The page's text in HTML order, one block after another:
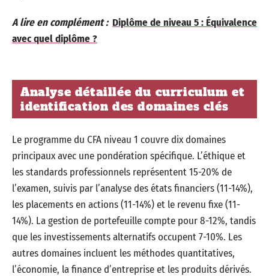
A lire en complément : Diplôme de niveau 5 : Équivalence
avec quel diplôme ?
Analyse détaillée du curriculum et
identification des domaines clés
Le programme du CFA niveau 1 couvre dix domaines
principaux avec une pondération spécifique. L’éthique et
les standards professionnels représentent 15-20% de
l’examen, suivis par l’analyse des états financiers (11-14%),
les placements en actions (11-14%) et le revenu fixe (11-
14%). La gestion de portefeuille compte pour 8-12%, tandis
que les investissements alternatifs occupent 7-10%. Les
autres domaines incluent les méthodes quantitatives,
l’économie, la finance d’entreprise et les produits dérivés.